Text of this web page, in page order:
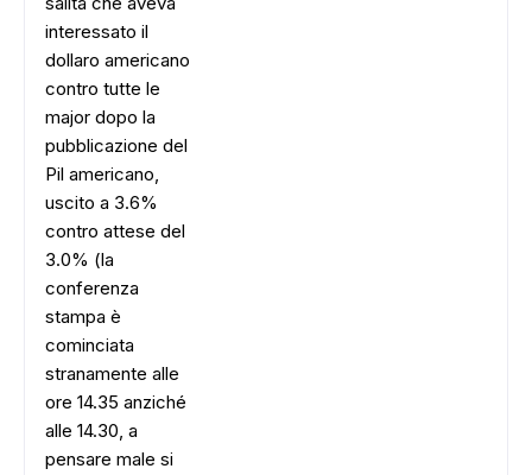
interessato il
dollaro americano
contro tutte le
major dopo la
pubblicazione del
Pil americano,
uscito a 3.6%
contro attese del
3.0% (la
conferenza
stampa è
cominciata
stranamente alle
ore 14.35 anziché
alle 14.30, a
pensare male si